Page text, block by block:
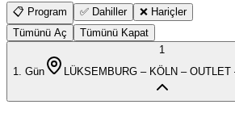
📋 Program ✅ Dahiller
❌ Hariçler
Tümünü Aç
Tümünü Kapat
1
1
. Gün LÜKSEMBURG – KÖLN – OUTLET